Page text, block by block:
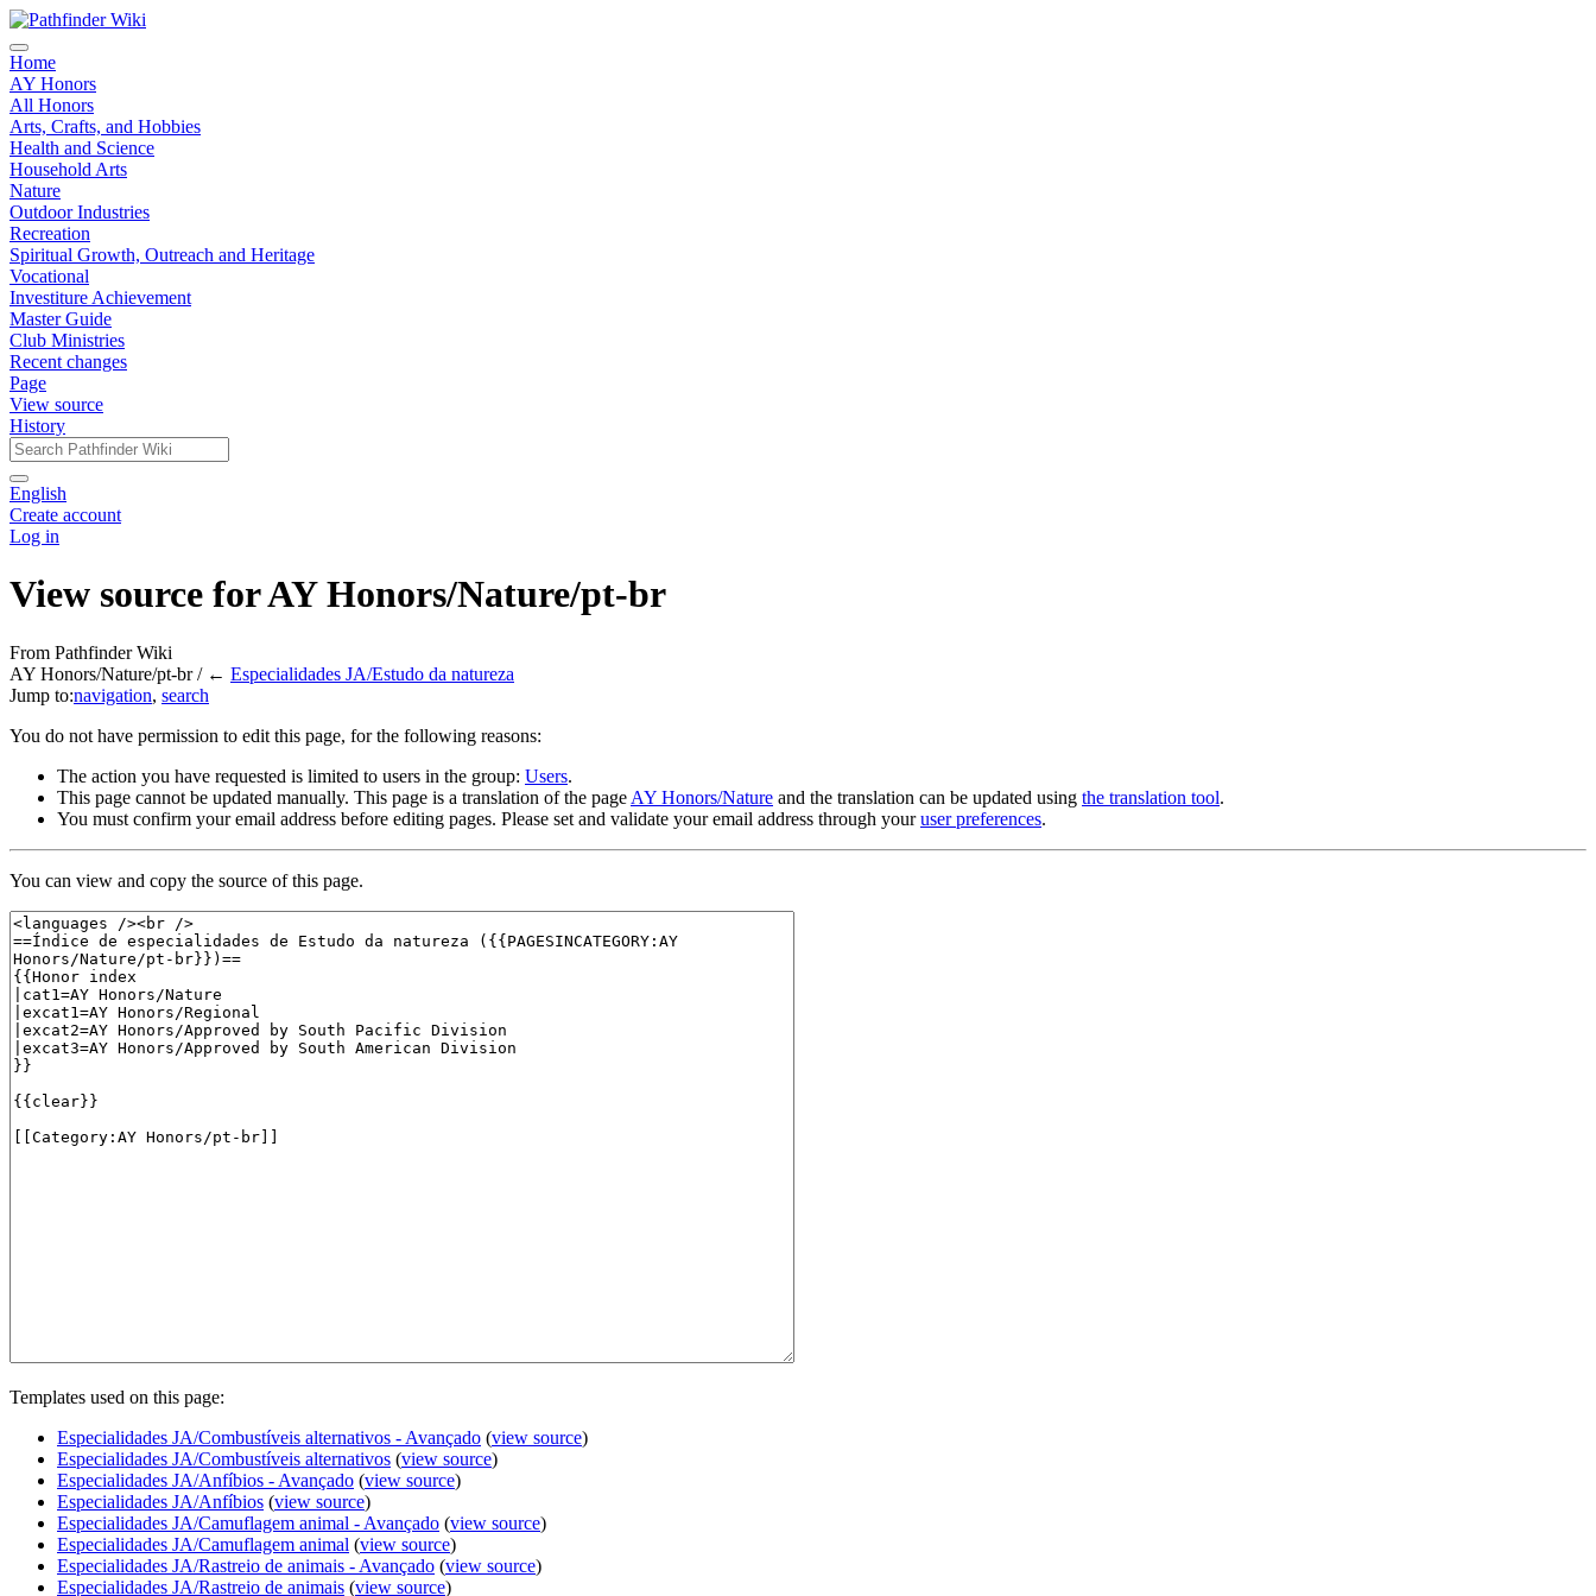
Home
AY Honors
All Honors
Arts, Crafts, and Hobbies
Health and Science
Household Arts
Nature
Outdoor Industries
Recreation
Spiritual Growth, Outreach and Heritage
Vocational
Investiture Achievement
Master Guide
Club Ministries
Recent changes
Page
View source
History
English
Create account
Log in
View source for AY Honors/Nature/pt-br
From Pathfinder Wiki
AY Honors/Nature/pt-br / ← Especialidades JA/Estudo da natureza
Jump to:navigation, search
You do not have permission to edit this page, for the following reasons:
The action you have requested is limited to users in the group: Users.
This page cannot be updated manually. This page is a translation of the page AY Honors/Nature and the translation can be updated using the translation tool.
You must confirm your email address before editing pages. Please set and validate your email address through youruser preferences.
You can view and copy the source of this page.
Templates used on this page:
Especialidades JA/Combustíveis alternativos - Avançado (view source)
Especialidades JA/Combustíveis alternativos (view source)
Especialidades JA/Anfíbios - Avançado (view source)
Especialidades JA/Anfíbios (view source)
Especialidades JA/Camuflagem animal - Avançado (view source)
Especialidades JA/Camuflagem animal (view source)
Especialidades JA/Rastreio de animais - Avançado (view source)
Especialidades JA/Rastreio de animais (view source)